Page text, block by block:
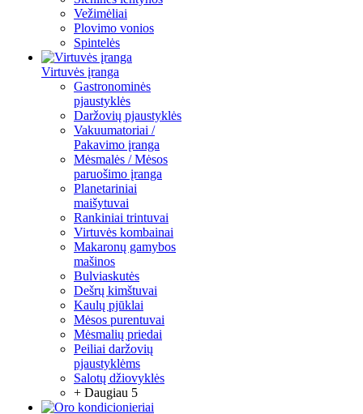
Vežimėliai
Plovimo vonios
Spintelės
Virtuvės įranga
Gastronominės
pjaustyklės
Daržovių pjaustyklės
Vakuumatoriai /
Pakavimo įranga
Mėsmalės / Mėsos
paruošimo įranga
Planetariniai
maišytuvai
Rankiniai trintuvai
Virtuvės kombainai
Makaronų gamybos
mašinos
Bulviaskutės
Dešrų kimštuvai
Kaulų pjūklai
Mėsos purentuvai
Mėsmalių priedai
Peiliai daržovių
pjaustyklėms
Salotų džiovyklės
+ Daugiau 5